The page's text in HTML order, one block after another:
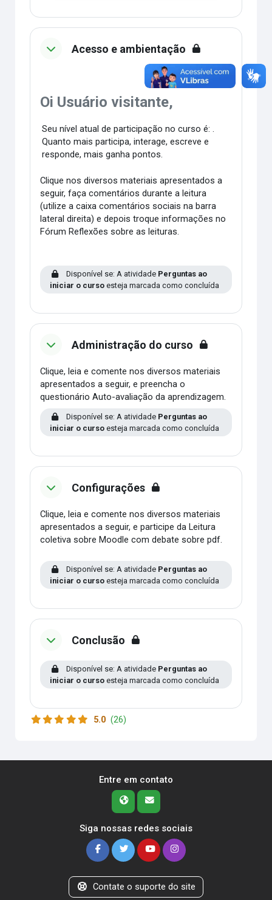
Acesso e ambientação
Oi Usuário visitante,
Seu nível atual de participação no curso é: .
Quanto mais participa, interage, escreve e
responde, mais ganha pontos.
Clique nos diversos materiais apresentados a
seguir, faça comentários durante a leitura
(utilize a caixa comentários sociais na barra
lateral direita) e depois troque informações no
Fórum Reflexões sobre as leituras.
Disponível se: A atividade Perguntas ao
iniciar o curso esteja marcada como concluída
Administração do curso
Clique, leia e comente nos diversos materiais
apresentados a seguir, e preencha o
questionário Auto-avaliação da aprendizagem.
Disponível se: A atividade Perguntas ao
iniciar o curso esteja marcada como concluída
Configurações
Clique, leia e comente nos diversos materiais
apresentados a seguir, e participe da Leitura
coletiva sobre Moodle com debate sobre pdf.
Disponível se: A atividade Perguntas ao
iniciar o curso esteja marcada como concluída
Conclusão
Disponível se: A atividade Perguntas ao
iniciar o curso esteja marcada como concluída
5.0 (26)
Entre em contato
Siga nossas redes sociais
Contate o suporte do site